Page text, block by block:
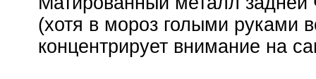
(хотя в мороз голыми руками
концентрирует внимание на